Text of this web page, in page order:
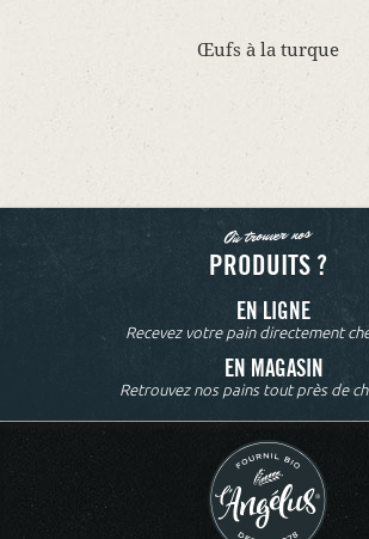
Œufs à la turque
Où trouver nos
PRODUITS ?
EN LIGNE
Recevez votre pain directement
EN MAGASIN
Retrouvez nos pains tout près de